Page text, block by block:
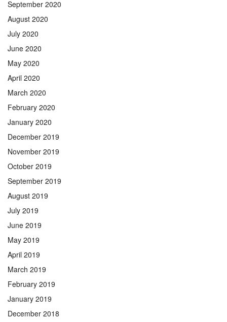
September 2020
August 2020
July 2020
June 2020
May 2020
April 2020
March 2020
February 2020
January 2020
December 2019
November 2019
October 2019
September 2019
August 2019
July 2019
June 2019
May 2019
April 2019
March 2019
February 2019
January 2019
December 2018